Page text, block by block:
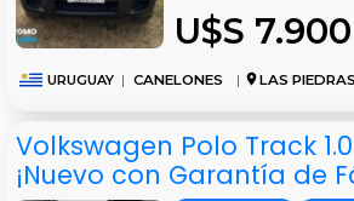
U$S 7.900
URUGUAY | CANELONES | LAS
Volkswagen Polo Track
¡Nuevo con Garantía de